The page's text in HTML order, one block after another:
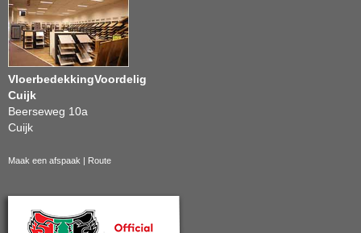
VloerbedekkingVoordelig
Cuijk
Beerseweg 10a
Cuijk
Maak een afspaak | Route